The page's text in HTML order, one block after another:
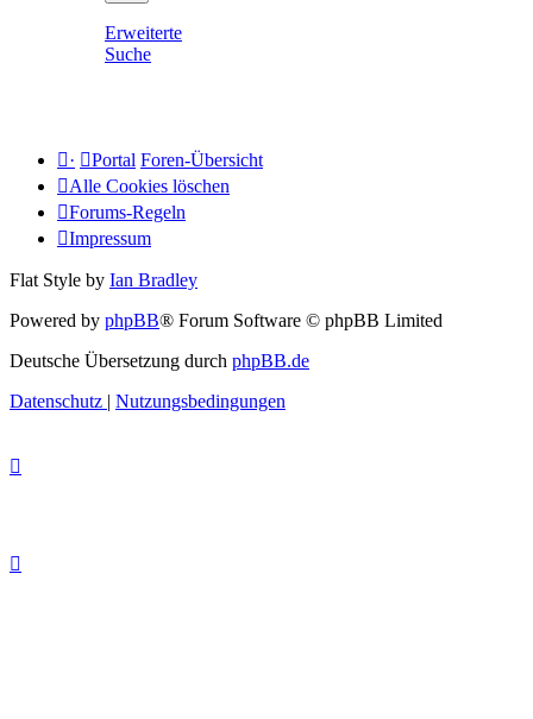
Erweiterte
Suche
· Portal Foren-Übersicht
Alle Cookies löschen
Forums-Regeln
Impressum
Flat Style by Ian Bradley
Powered by phpBB® Forum Software © phpBB Limited
Deutsche Übersetzung durch phpBB.de
Datenschutz | Nutzungsbedingungen